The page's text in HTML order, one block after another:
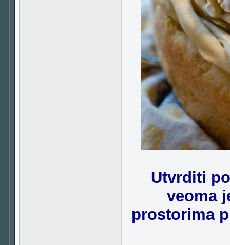
Utvrditi
veoma
prostorima